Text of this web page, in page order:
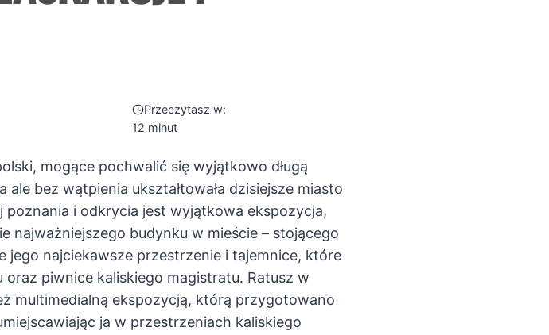
Przeczytasz w:
12 minut
mogące pochwalić się wyjątkowo długą
ale bez wątpienia ukształtowała dzisiejsze miasto
poznania i odkrycia jest wyjątkowa ekspozycja,
budynku w mieście – stojącego
jego najciekawsze przestrzenie i tajemnice, które
piwnice kaliskiego magistratu. Ratusz w
multimedialną ekspozycją, którą przygotowano
ja w przestrzeniach kaliskiego